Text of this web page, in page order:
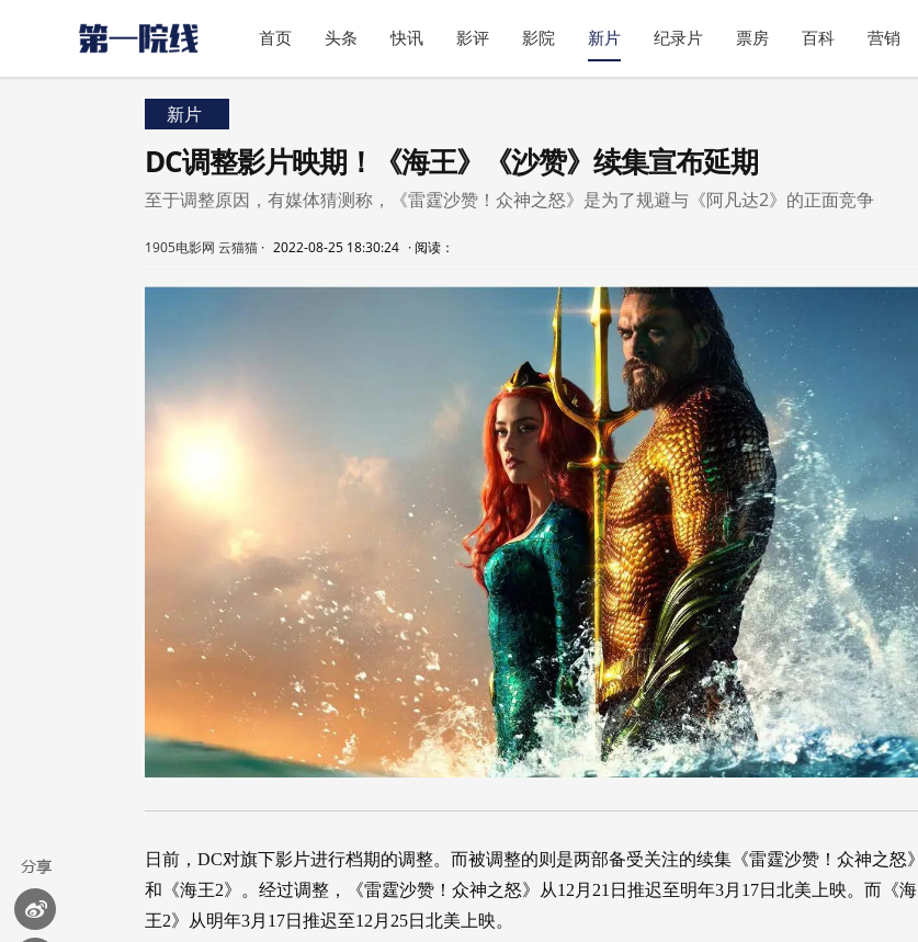
首页 头条 快讯 影评 影院 新片 纪录片 票房 百科 营销
新片
DC调整影片映期！《海王》《沙赞》续集宣布延期
至于调整原因，有媒体猜测称，《雷霆沙赞！众神之怒》是为了规避与《阿凡达2》的正面竞争
1905电影网 云猫猫 · 2022-08-25 18:30:24 ·阅读：
日前，DC对旗下影片进行档期的调整。而被调整的则是两部备受关注的续集《雷霆沙赞！众神之怒》
和《海王2》。经过调整，《雷霆沙赞！众神之怒》从12月21日推迟至明年3月17日北美上映。而《海
王2》从明年3月17日推迟至12月25日北美上映。